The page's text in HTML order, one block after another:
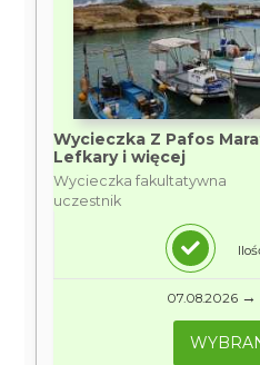
Wycieczka Z Pafos
Lefkary i więcej
Wycieczka fakultatywna
uczestnik
07.08.2026 →